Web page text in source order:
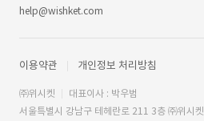
help@wishket.com
이용약관 개인정보 처리방침
㈜위시켓
대표이사 : 박우범
서울특별시 강남구 테헤란로 211 3층 ㈜위시켓